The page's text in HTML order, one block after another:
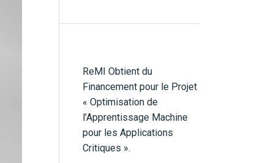
ReMI Obtient du
Financement pour le Projet
« Optimisation de
l’Apprentissage Machine
pour les Applications
Critiques ».